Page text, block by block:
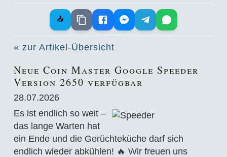
📤
« zur Artikel-Übersicht
Neue Coin Master Google Speeder
Version 2650 verfügbar
28.07.2026
Es ist endlich so weit –
das lange Warten hat
ein Ende und die Gerüchteküche darf sich
endlich wieder abkühlen! 🔥 Wir freuen uns